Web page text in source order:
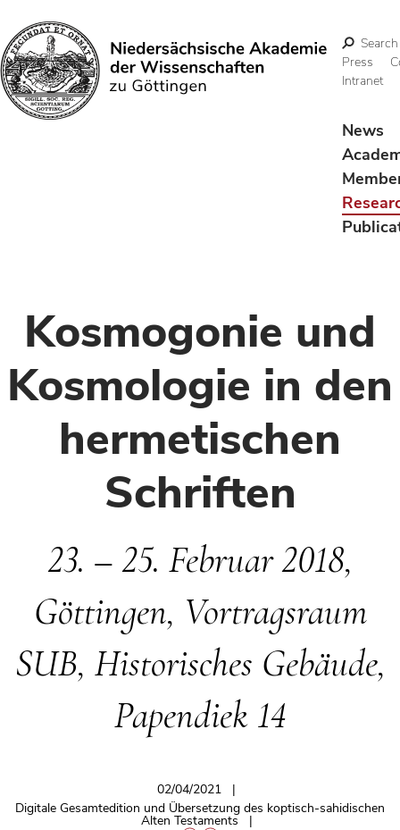
Search
Search
Press
Intranet
News
Kosmogonie und
Kosmologie in den
hermetischen
Schriften
23. – 25. Februar 2018,
Göttingen, Vortragsraum
SUB, Historisches Gebäude,
Papendiek 14
02/04/2021
Digitale Gesamtedition und Übersetzung des koptisch-sahidischen
Alten Testaments